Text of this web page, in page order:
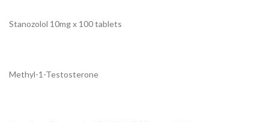
Stanozolol 10mg x 100 tablets
Methyl-1-Testosterone